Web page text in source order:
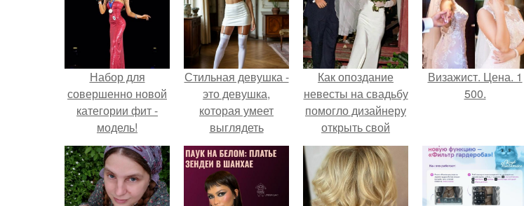
Набор для
совершенно новой
категории фит -
модель!
Стильная девушка -
это девушка,
которая умеет
выглядеть
привлекательно и
элегантно в любои
ситуации.
Как опоздание
невесты на свадьбу
помогло дизайнеру
открыть свой
бренд.
Визажист. Цена. 1
500.